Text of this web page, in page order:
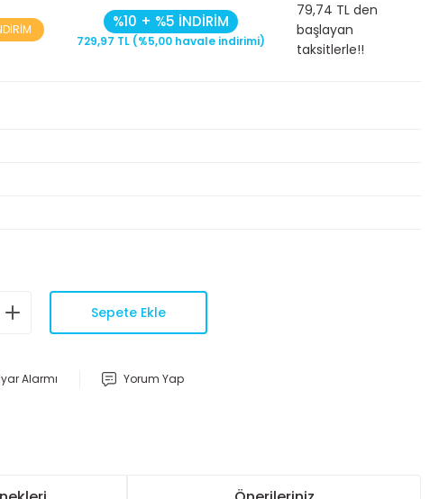
%10 + %5 İNDİRİM
729,97 TL (%5,00 havale indirimi)
79,74 TL den
başlayan
taksitlerle!!
Sepete Ekle
Alarmı Yorum Yap